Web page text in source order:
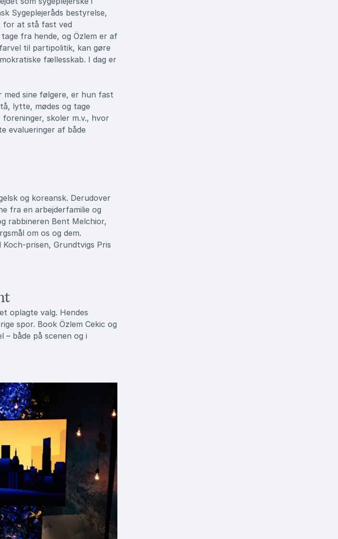
Sygeplejeråds bestyrelse,
for at stå fast ved
fra hende, og Özlem er af
til partipolitik, kan gøre
fællesskab. I dag er
med sine følgere, er hun fast
lytte, mødes og tage
skoler m.v., hvor
evalueringer af både
og koreansk. Derudover
fra en arbejderfamilie og
rabbineren Bent Melchior,
om os og dem.
prisen, Grundtvigs Pris
oplagte valg. Hendes
spor. Book Özlem Cekic og
– både på scenen og i